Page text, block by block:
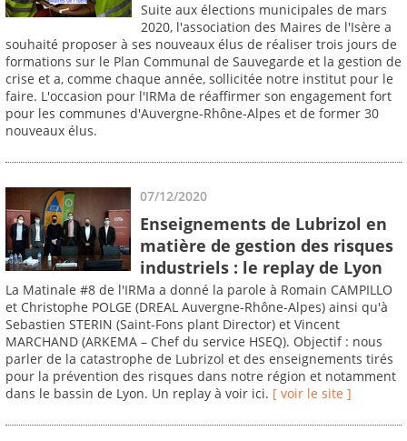
Suite aux élections municipales de mars
2020, l'association des Maires de l'Isère a
souhaité proposer à ses nouveaux élus de réaliser trois jours de
formations sur le Plan Communal de Sauvegarde et la gestion de
crise et a, comme chaque année, sollicitée notre institut pour le
faire. L'occasion pour l'IRMa de réaffirmer son engagement fort
pour les communes d'Auvergne-Rhône-Alpes et de former 30
nouveaux élus.
07/12/2020
Enseignements de Lubrizol en
matière de gestion des risques
industriels : le replay de Lyon
La Matinale #8 de l'IRMa a donné la parole à Romain CAMPILLO
et Christophe POLGE (DREAL Auvergne-Rhône-Alpes) ainsi qu'à
Sebastien STERIN (Saint-Fons plant Director) et Vincent
MARCHAND (ARKEMA – Chef du service HSEQ). Objectif : nous
parler de la catastrophe de Lubrizol et des enseignements tirés
pour la prévention des risques dans notre région et notamment
dans le bassin de Lyon. Un replay à voir ici. [ voir le site ]